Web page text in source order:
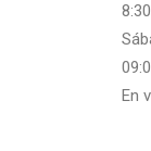
En